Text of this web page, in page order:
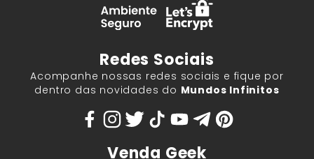
Redes Sociais
Acompanhe nossas redes sociais e fique por
dentro das novidades do Mundos Infinitos
Venda Geek